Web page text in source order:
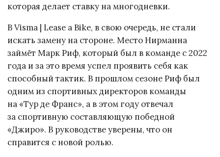
которая делает ставку на многодневки.
В Visma | Lease a Bike, в свою очередь, не стали
искать замену на стороне. Место Нирманна
займёт Марк Риф, который был в команде с 2022
года и за это время успел проявить себя как
способный тактик. В прошлом сезоне Риф был
одним из спортивных директоров команды
на «Тур де Франс», а в этом году отвечал
за спортивную составляющую победной
«Джиро». В руководстве уверены, что он
справится с новой ролью.